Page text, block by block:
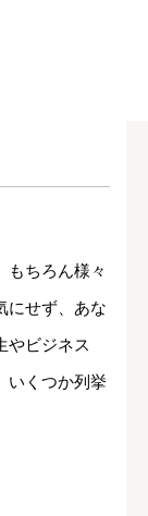
もちろん様々
にせず、あな
やビジネス
いくつか列挙